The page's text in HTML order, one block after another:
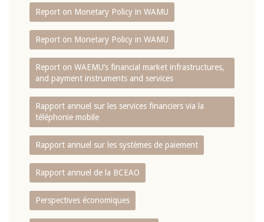
Report on Monetary Policy in WAMU
Report on Monetary Policy in WAMU
Report on WAEMU’s financial market infrastructures,
and payment instruments and services
Rapport annuel sur les services financiers via la
téléphonie mobile
Rapport annuel sur les systèmes de paiement
Rapport annuel de la BCEAO
Perspectives économiques